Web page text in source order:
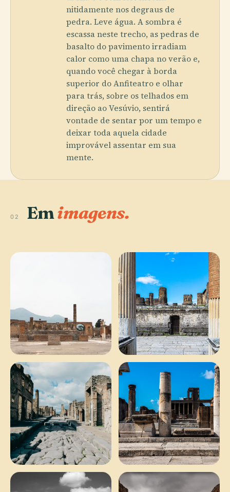
nitidamente nos degraus de
pedra. Leve água. A sombra é
escassa neste trecho, as pedras de
basalto do pavimento irradiam
calor como uma chapa no verão e,
quando você chegar à borda
superior do Anfiteatro e olhar
para trás, sobre os telhados em
direção ao Vesúvio, sentirá
vontade de sentar por um tempo e
deixar toda aquela cidade
improvável assentar em sua
mente.
02 Emimagens.